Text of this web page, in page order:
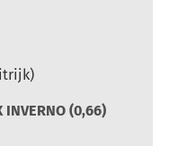
INVERNO (0,66)